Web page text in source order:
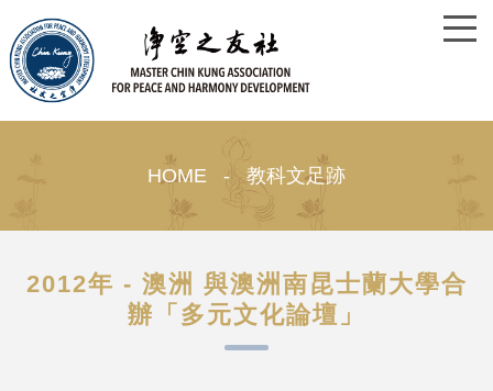
HOME - 教科文足跡
2012年 - 澳洲 與澳洲南昆士蘭大學合
辦「多元文化論壇」